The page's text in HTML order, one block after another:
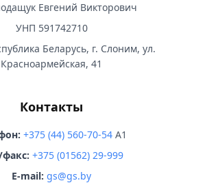
Евгений Викторович
УНП 591742710
Беларусь, г. Слоним, ул.
Красноармейская, 41
Контакты
+375 (44) 560-70-54 A1
факс: +375 (01562) 29-999
E-mail: gs@gs.by